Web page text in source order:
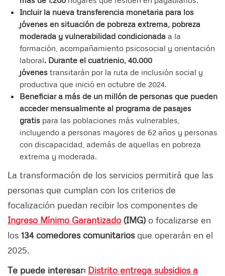
Incluir la nueva transferencia monetaria para los
jóvenes en situación de pobreza extrema, pobreza
moderada y vulnerabilidad condicionada a la
formación, acompañamiento psicosocial y orientación
laboral. Durante el cuatrienio, 40.000
jóvenes transitarán por la ruta de inclusión social y
productiva que inició en octubre de 2024.
Beneficiar a más de un millón de personas que pueden
acceder mensualmente al programa de pasajes
gratis para las poblaciones más vulnerables,
incluyendo a personas mayores de 62 años y personas
con discapacidad, además de aquellas en pobreza
extrema y moderada.
La transformación de los servicios permitirá que las
personas que cumplan con los criterios de
focalización puedan recibir los componentes de
Ingreso Mínimo Garantizado (IMG) o focalizarse en
los 134 comedores comunitariosque operarán en el
2025.
Te puede interesar: Distrito entrega subsidios a